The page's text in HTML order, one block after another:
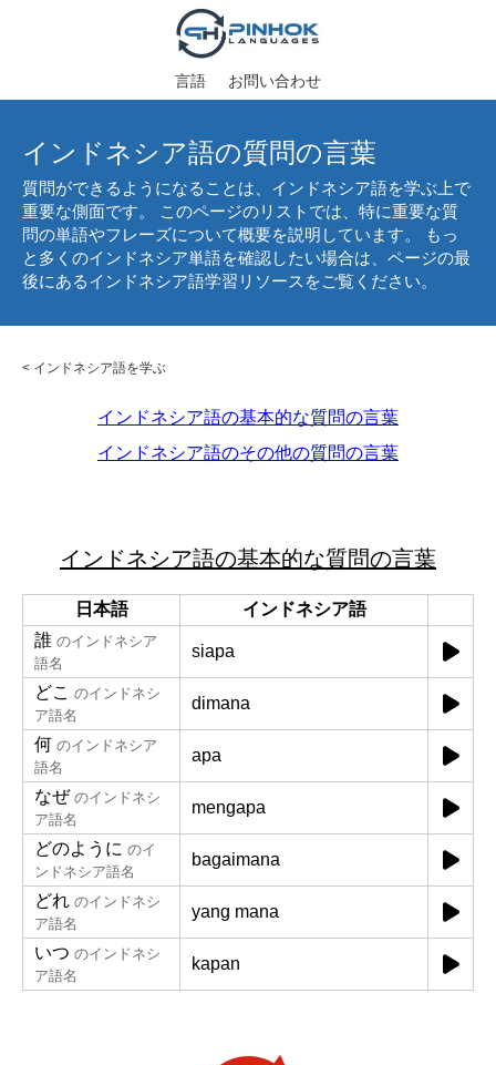
言語 お問い合わせ
インドネシア語の質問の言葉
質問ができるようになることは、インドネシア語を学ぶ上で
重要な側面です。 このページのリストでは、特に重要な質
問の単語やフレーズについて概要を説明しています。 もっ
と多くのインドネシア単語を確認したい場合は、ページの最
後にあるインドネシア語学習リソースをご覧ください。
< インドネシア語を学ぶ
インドネシア語の基本的な質問の言葉
インドネシア語のその他の質問の言葉
インドネシア語の基本的な質問の言葉
日本語
インドネシア語
誰 のインドネシア
語名
siapa
どこ のインドネシ
ア語名
dimana
何 のインドネシア
語名
apa
なぜ のインドネシ
ア語名
mengapa
どのように のイ
ンドネシア語名
bagaimana
どれ のインドネシ
ア語名
yang mana
いつ のインドネシ
ア語名
kapan